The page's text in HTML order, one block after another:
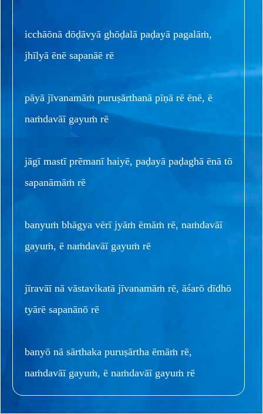
icchāōnā dōḍāvyā ghōḍalā paḍayā pagalāṁ,
jhīlyā ēnē sapanāē rē
pāyā jīvanamāṁ puruṣārthanā pīṇā rē ēnē, ē
naṁdavāī gayuṁ rē
jāgī mastī prēmanī haiyē, paḍayā paḍaghā ēnā tō
sapanāmāṁ rē
banyuṁ bhāgya vērī jyāṁ ēmāṁ rē, naṁdavāī
gayuṁ, ē naṁdavāī gayuṁ rē
jīravāī nā vāstavikatā jīvanamāṁ rē, āśarō dīdhō
tyārē sapanānō rē
banyō nā sārthaka puruṣārtha ēmāṁ rē,
naṁdavāī gayuṁ, ē naṁdavāī gayuṁ rē